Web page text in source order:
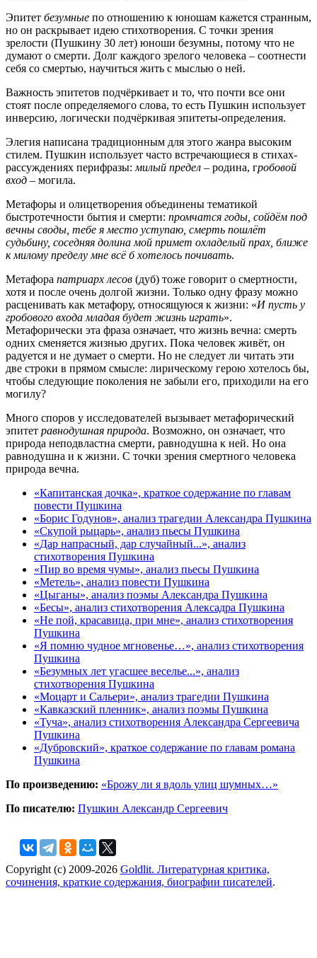
Эпитет безумные по отношению к юношам кажется странным,
но он раскрывает идею стихотворения. С точки зрения
зрелости (Пушкину 30 лет) юноши безумны, потому что не
думают о смерти. Долг каждого зрелого человека – соотнести
себя со смертью, научиться жить с мыслью о ней.
Важность эпитетов подчёркивает и то, что почти все они
стоят после определяемого слова, то есть Пушкин использует
инверсию, логически подчёркивая эпитеты-определения.
Элегия написана традиционным для этого жанра высоким
стилем. Пушкин использует часто встречающиеся в стихах-
рассуждениях перифразы: милый предел – родина, гробовой
вход – могила.
Метафоры и олицетворения объединены тематикой
быстротечности бытия и смерти: промчатся годы, сойдём под
вечны своды, тебе я место уступаю, смерть пошлёт
судьбину, соседняя долина мой примет охладелый прах, ближе
к милому пределу мне всё б хотелось почивать.
Метафора патриарх лесов (дуб) тоже говорит о смертности,
хотя и после очень долгой жизни. Только одну фразу можно
расценивать как метафору, относящуюся к жизни: «И пусть у
гробового входа младая будет жизнь играть».
Метафорически эта фраза означает, что жизнь вечна: смерть
одних сменяется жизнью других. Пока человек живёт, он
радуется и не думает о смерти. Но не следует ли читать эти
две строки в прямом смысле: лирическому герою хотелось бы,
чтобы следующие поколения не забыли его, приходили на его
могилу?
Много споров у исследователей вызывает метафорический
эпитет равнодушная природа. Возможно, он означает, что
природа неподвластна смерти, равнодушна к ней. Но она
равнодушна и к жизни. С точки зрения смертного человека
природа вечна.
«Капитанская дочка», краткое содержание по главам
повести Пушкина
«Борис Годунов», анализ трагедии Александра Пушкина
«Скупой рыцарь», анализ пьесы Пушкина
«Дар напрасный, дар случайный...», анализ
стихотворения Пушкина
«Пир во время чумы», анализ пьесы Пушкина
«Метель», анализ повести Пушкина
«Цыганы», анализ поэмы Александра Пушкина
«Бесы», анализ стихотворения Алексадра Пушкина
«Не пой, красавица, при мне», анализ стихотворения
Пушкина
«Я помню чудное мгновенье…», анализ стихотворения
Пушкина
«Безумных лет угасшее веселье...», анализ
стихотворения Пушкина
«Моцарт и Сальери», анализ трагедии Пушкина
«Кавказский пленник», анализ поэмы Пушкина
«Туча», анализ стихотворения Александра Сергеевича
Пушкина
«Дубровский», краткое содержание по главам романа
Пушкина
По произведению: «Брожу ли я вдоль улиц шумных…»
По писателю: Пушкин Александр Сергеевич
Copyright (c) 2009-2026 Goldlit. Литературная критика,
сочинения, краткие содержания, биографии писателей.